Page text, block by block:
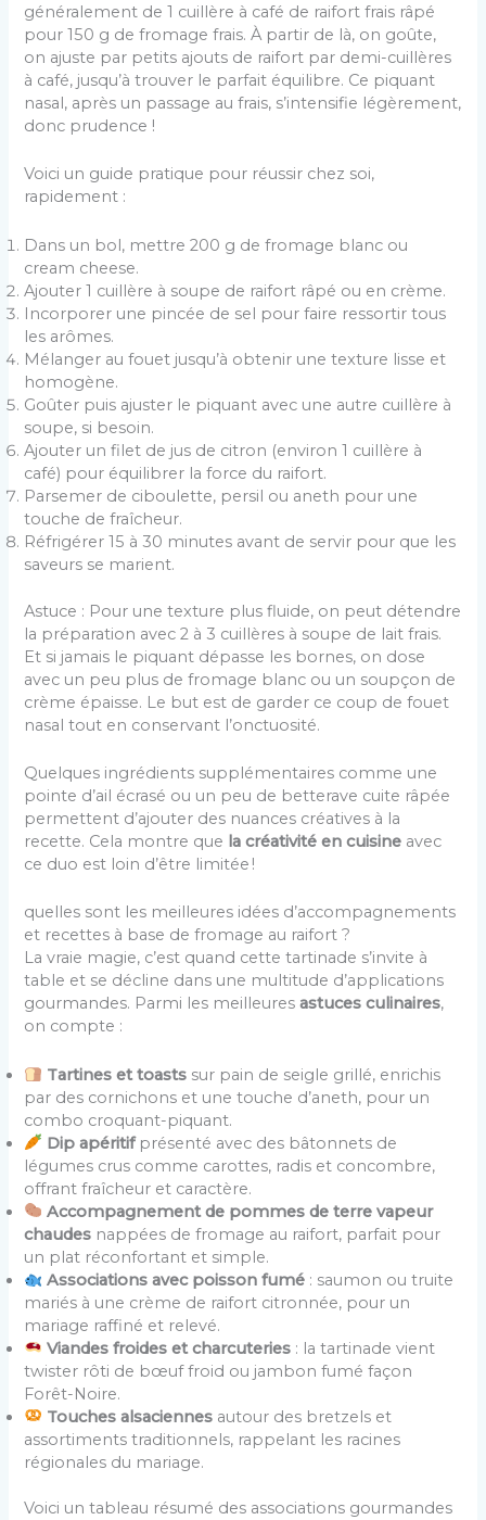
généralement de 1 cuillère à café de raifort frais râpé
pour 150 g de fromage frais. À partir de là, on goûte,
on ajuste par petits ajouts de raifort par demi-cuillères
à café, jusqu’à trouver le parfait équilibre. Ce piquant
nasal, après un passage au frais, s’intensifie légèrement,
donc prudence !
Voici un guide pratique pour réussir chez soi,
rapidement :
Dans un bol, mettre 200 g de fromage blanc ou
cream cheese.
Ajouter 1 cuillère à soupe de raifort râpé ou en crème.
Incorporer une pincée de sel pour faire ressortir tous
les arômes.
Mélanger au fouet jusqu’à obtenir une texture lisse et
homogène.
Goûter puis ajuster le piquant avec une autre cuillère à
soupe, si besoin.
Ajouter un filet de jus de citron (environ 1 cuillère à
café) pour équilibrer la force du raifort.
Parsemer de ciboulette, persil ou aneth pour une
touche de fraîcheur.
Réfrigérer 15 à 30 minutes avant de servir pour que les
saveurs se marient.
Astuce : Pour une texture plus fluide, on peut détendre
la préparation avec 2 à 3 cuillères à soupe de lait frais.
Et si jamais le piquant dépasse les bornes, on dose
avec un peu plus de fromage blanc ou un soupçon de
crème épaisse. Le but est de garder ce coup de fouet
nasal tout en conservant l’onctuosité.
Quelques ingrédients supplémentaires comme une
pointe d’ail écrasé ou un peu de betterave cuite râpée
permettent d’ajouter des nuances créatives à la
recette. Cela montre que la créativité en cuisine avec
ce duo est loin d’être limitée !
quelles sont les meilleures idées d’accompagnements
et recettes à base de fromage au raifort ?
La vraie magie, c’est quand cette tartinade s’invite à
table et se décline dans une multitude d’applications
gourmandes. Parmi les meilleuresastuces culinaires,
on compte :
Tartines et toasts sur pain de seigle grillé, enrichis
par des cornichons et une touche d’aneth, pour un
combo croquant-piquant.
Dip apéritifprésenté avec des bâtonnets de
légumes crus comme carottes, radis et concombre,
offrant fraîcheur et caractère.
Accompagnement de pommes de terre vapeur
chaudes nappées de fromage au raifort, parfait pour
un plat réconfortant et simple.
Associations avec poisson fumé : saumon ou truite
mariés à une crème de raifort citronnée, pour un
mariage raffiné et relevé.
Viandes froides et charcuteries : la tartinade vient
twister rôti de bœuf froid ou jambon fumé façon
Forêt-Noire.
Touches alsaciennes autour des bretzels et
assortiments traditionnels, rappelant les racines
régionales du mariage.
Voici un tableau résumé des associations gourmandes